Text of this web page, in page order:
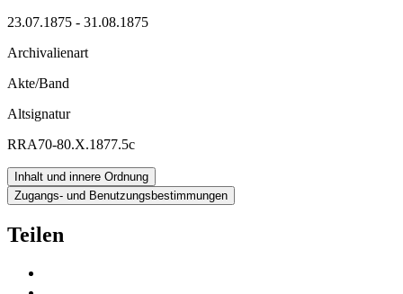
23.07.1875 - 31.08.1875
Archivalienart
Akte/Band
Altsignatur
RRA70-80.X.1877.5c
Inhalt und innere Ordnung
Zugangs- und Benutzungsbestimmungen
Teilen